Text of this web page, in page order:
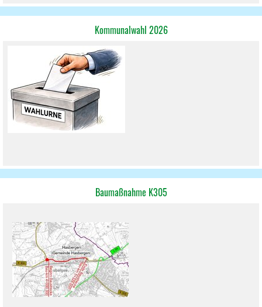
Kommunalwahl 2026
Baumaßnahme K305